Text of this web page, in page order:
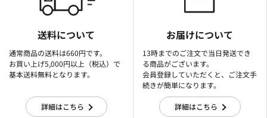
送料について
通常商品の送料は660円です。
お買い上げ5,000円以上（税込）で
基本送料無料となります。
詳細はこちら
お届けについて
13時までのご注文で当日発送でき
る商品がございます。
会員登録していただくと、ご注文手
続きが簡単になります。
詳細はこちら